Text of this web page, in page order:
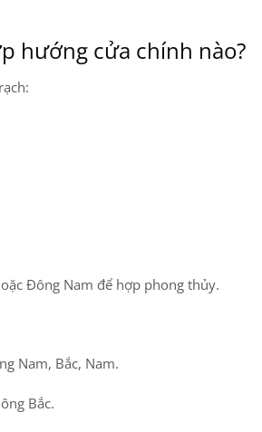
hướng cửa chính nào?
:
Đông Nam để hợp phong thủy.
Nam, Bắc, Nam.
Bắc.